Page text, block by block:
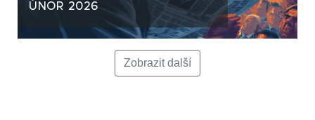
ÚNOR 2026
Zobrazit další